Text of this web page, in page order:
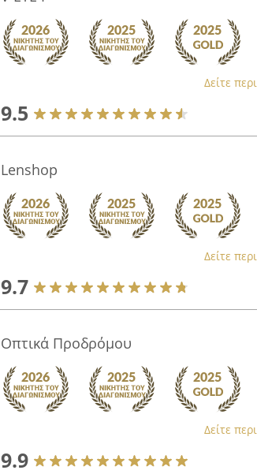
Δείτε
9.5
Lenshop
Δείτε
9.7
Οπτικά Προδρόμου
Δείτε
9.9